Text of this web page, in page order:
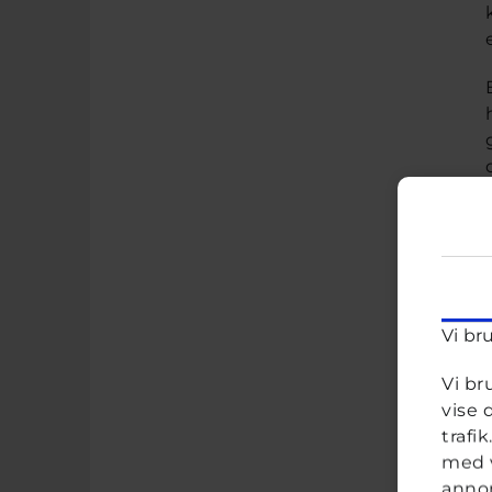
Vi
Vi
vise
med